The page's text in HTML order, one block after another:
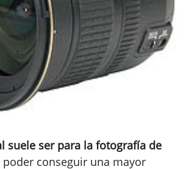
suele ser para la fotografía de
poder conseguir una mayor